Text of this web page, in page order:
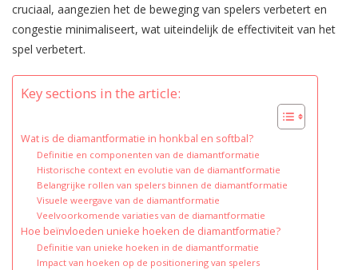
cruciaal, aangezien het de beweging van spelers verbetert en
congestie minimaliseert, wat uiteindelijk de effectiviteit van het
spel verbetert.
Key sections in the article:
Wat is de diamantformatie in honkbal en softbal?
Definitie en componenten van de diamantformatie
Historische context en evolutie van de diamantformatie
Belangrijke rollen van spelers binnen de diamantformatie
Visuele weergave van de diamantformatie
Veelvoorkomende variaties van de diamantformatie
Hoe beïnvloeden unieke hoeken de diamantformatie?
Definitie van unieke hoeken in de diamantformatie
Impact van hoeken op de positionering van spelers